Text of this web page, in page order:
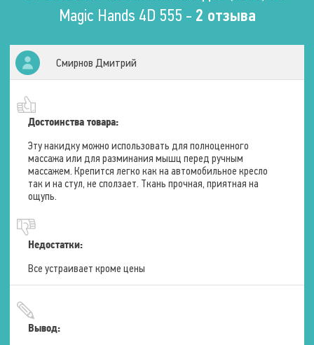
Верхняя область спины
Питание
Режим работы
От прикуривателя
Мощность
Напряжение
Массаж
Типы массажа
Зоны воздействия
Спина
Magic Hands 4D 555 - 2 отзыва
Смирнов Дмитрий
Достоинства товара:
Эту накидку можно использовать для полноценного
массажа или для разминания мышц перед ручным
массажем. Крепится легко как на автомобильное кресло
так и на стул, не сползает. Ткань прочная, приятная на
ощупь.
Недостатки:
Все устраивает кроме цены
Вывод: